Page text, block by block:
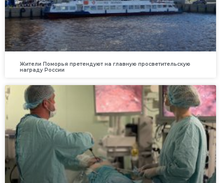
Жители Поморья претендуют на главную просветительскую
награду России